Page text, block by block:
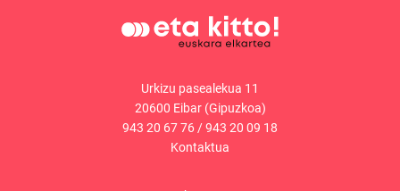
Urkizu pasealekua 11
20600 Eibar (Gipuzkoa)
943 20 67 76/943 20 09 18
Kontaktua